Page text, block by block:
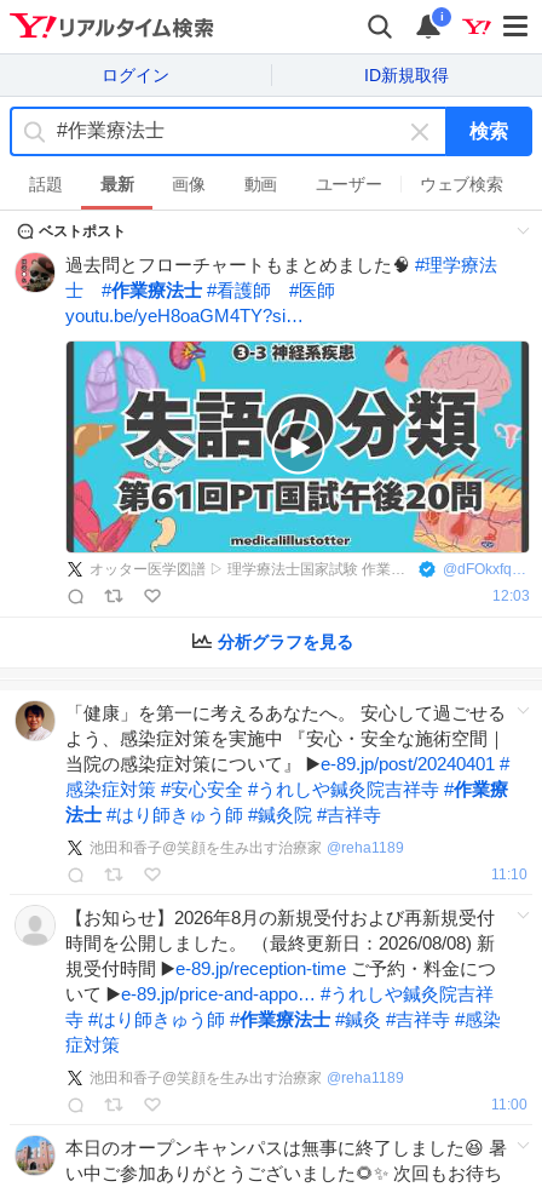
i
ログイン ID新規取得
キ
ー
ワ
ド
す
検索
話題 最新 画像 動画 ユーザー ウェブ検索
ベストポスト
過去問とフローチャートもまとめました🧠 #理学療法
士
#作業療法士 #看護師 #医師
youtu.be/yeH8oaGM4TY?si…
オッター医学図譜 ▷ 理学療法士国家試験 作業療法士国家試験 対策 など @dFOkxfqkSiqxRst
12:03
分析グラフを見る
「健康」を第一に考えるあなたへ。 安心して過ごせる
よう、感染症対策を実施中 『安心・安全な施術空間｜
当院の感染症対策について』 ▶️e-89.jp/post/20240401 #
感染症対策 #安心安全 #うれしや鍼灸院吉祥寺 #作業療
法士 #はり師きゅう師 #鍼灸院 #吉祥寺
池田和香子@笑顔を生み出す治療家 @reha1189
11:10
【お知らせ】2026年8月の新規受付および再新規受付
時間を公開しました。 （最終更新日：2026/08/08) 新
規受付時間 ▶️e-89.jp/reception-time ご予約・料金につ
いて ▶️e-89.jp/price-and-appo… #うれしや鍼灸院吉祥
寺 #はり師きゅう師 #作業療法士 #鍼灸 #吉祥寺 #感染
症対策
池田和香子@笑顔を生み出す治療家 @reha1189
11:00
本日のオープンキャンパスは無事に終了しました😆 暑
い中ご参加ありがとうございました🌻✨ 次回もお待ち